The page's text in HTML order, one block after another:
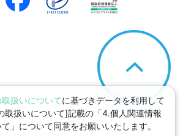
扱いについてに基づきデータを利用して
取扱いについて]記載の「4.個人関連情報
」について同意をお願いいたします。